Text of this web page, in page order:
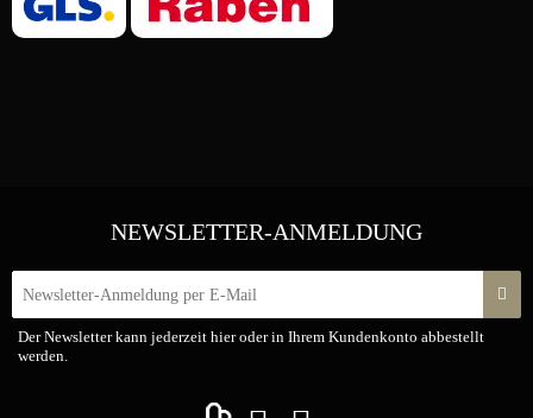
NEWSLETTER-ANMELDUNG
Der Newsletter kann jederzeit hier oder in Ihrem Kundenkonto abbestellt
werden.